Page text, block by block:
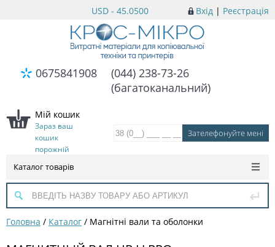
Вхід | Реєстрація
USD - 45.0500
0675841908
(044) 238-73-26
(багатоканальний)
Мій кошик
Зараз ваш
кошик
порожній
Каталог товарів
Головна / Каталог / Магнітні вали та оболонки